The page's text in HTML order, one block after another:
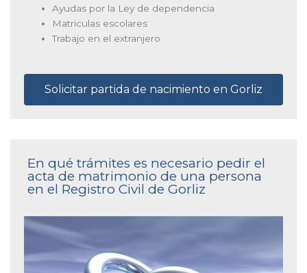
Ayudas por la Ley de dependencia
Matriculas escolares
Trabajo en el extranjero
Solicitar partida de nacimiento en Gorliz
En qué trámites es necesario pedir el
acta de matrimonio de una persona
en el Registro Civil de Gorliz